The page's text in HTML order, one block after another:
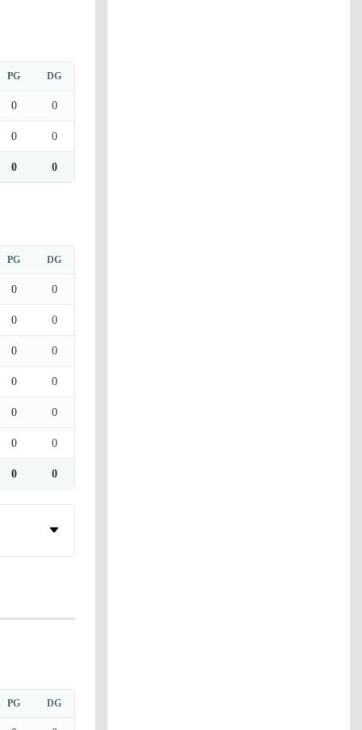
PG DG
0 0
0 0
0 0
PG DG
0 0
0 0
0 0
0 0
0 0
0 0
0 0
PG DG